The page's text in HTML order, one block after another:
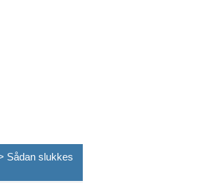
Sådan slukkes